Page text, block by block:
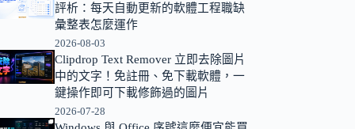
評析：每天自動更新的軟體工程職缺
彙整表怎麼運作
2026-08-03
Clipdrop Text Remover 立即去除圖片
中的文字！免註冊、免下載軟體，一
鍵操作即可下載修飾過的圖片
2026-07-28